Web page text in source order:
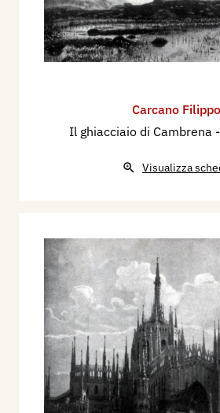
Carcano Filippo
Il ghiacciaio di Cambrena
Visualizza